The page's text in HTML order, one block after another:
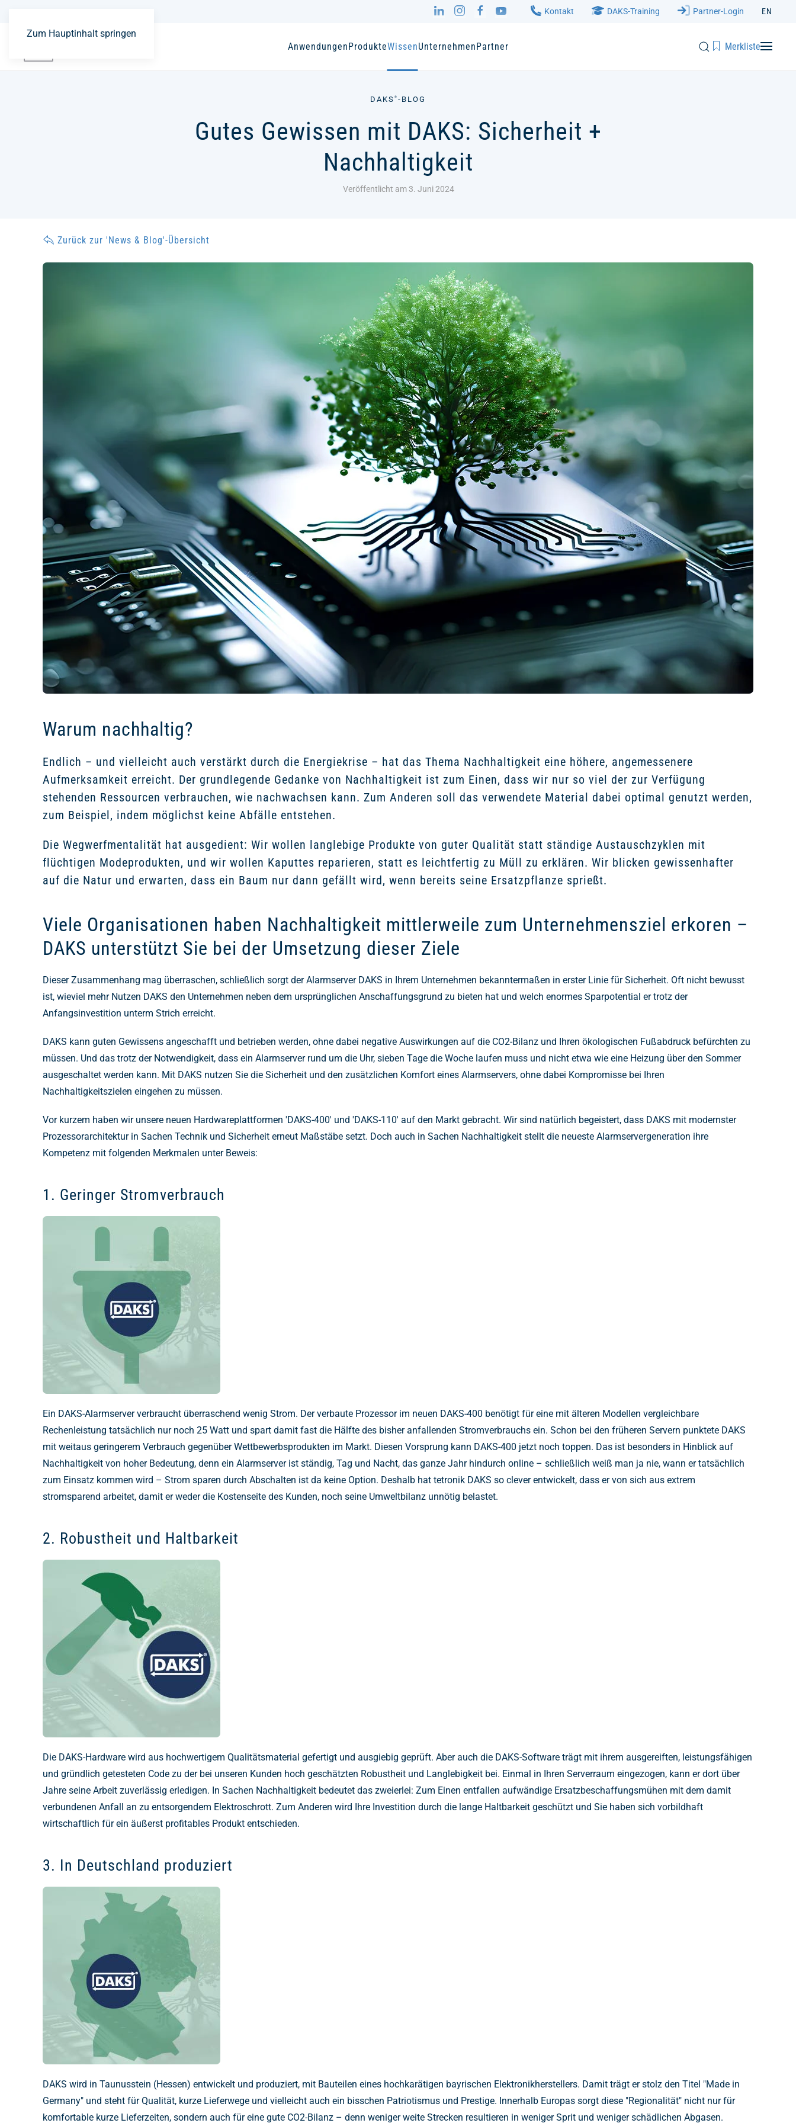
Zum Hauptinhalt springen
Kontakt DAKS-Training Partner-Login EN
AnwendungenProdukteWissenUnternehmenPartner Merkliste
DAKS ® -BLOG
Gutes Gewissen mit DAKS: Sicherheit +
Nachhaltigkeit
Veröffentlicht am 3. Juni 2024
Zurück zur 'News & Blog'-Übersicht
Warum nachhaltig?
Endlich – und vielleicht auch verstärkt durch die Energiekrise – hat das Thema Nachhaltigkeit eine höhere, angemessenere
Aufmerksamkeit erreicht. Der grundlegende Gedanke von Nachhaltigkeit ist zum Einen, dass wir nur so viel der zur Verfügung
stehenden Ressourcen verbrauchen, wie nachwachsen kann. Zum Anderen soll das verwendete Material dabei optimal genutzt werden,
zum Beispiel, indem möglichst keine Abfälle entstehen.
Die Wegwerfmentalität hat ausgedient: Wir wollen langlebige Produkte von guter Qualität statt ständige Austauschzyklen mit
flüchtigen Modeprodukten, und wir wollen Kaputtes reparieren, statt es leichtfertig zu Müll zu erklären. Wir blicken gewissenhafter
auf die Natur und erwarten, dass ein Baum nur dann gefällt wird, wenn bereits seine Ersatzpflanze sprießt.
Viele Organisationen haben Nachhaltigkeit mittlerweile zum Unternehmensziel erkoren –
DAKS unterstützt Sie bei der Umsetzung dieser Ziele
Dieser Zusammenhang mag überraschen, schließlich sorgt der Alarmserver DAKS in Ihrem Unternehmen bekanntermaßen in erster Linie für Sicherheit. Oft nicht bewusst
ist, wieviel mehr Nutzen DAKS den Unternehmen neben dem ursprünglichen Anschaffungsgrund zu bieten hat und welch enormes Sparpotential er trotz der
Anfangsinvestition unterm Strich erreicht.
DAKS kann guten Gewissens angeschafft und betrieben werden, ohne dabei negative Auswirkungen auf die CO2-Bilanz und Ihren ökologischen Fußabdruck befürchten zu
müssen. Und das trotz der Notwendigkeit, dass ein Alarmserver rund um die Uhr, sieben Tage die Woche laufen muss und nicht etwa wie eine Heizung über den Sommer
ausgeschaltet werden kann. Mit DAKS nutzen Sie die Sicherheit und den zusätzlichen Komfort eines Alarmservers, ohne dabei Kompromisse bei Ihren
Nachhaltigkeitszielen eingehen zu müssen.
Vor kurzem haben wir unsere neuen Hardwareplattformen 'DAKS-400' und 'DAKS-110' auf den Markt gebracht. Wir sind natürlich begeistert, dass DAKS mit modernster
Prozessorarchitektur in Sachen Technik und Sicherheit erneut Maßstäbe setzt. Doch auch in Sachen Nachhaltigkeit stellt die neueste Alarmservergeneration ihre
Kompetenz mit folgenden Merkmalen unter Beweis:
1. Geringer Stromverbrauch
Ein DAKS-Alarmserver verbraucht überraschend wenig Strom. Der verbaute Prozessor im neuen DAKS-400 benötigt für eine mit älteren Modellen vergleichbare
Rechenleistung tatsächlich nur noch 25 Watt und spart damit fast die Hälfte des bisher anfallenden Stromverbrauchs ein. Schon bei den früheren Servern punktete DAKS
mit weitaus geringerem Verbrauch gegenüber Wettbewerbsprodukten im Markt. Diesen Vorsprung kann DAKS-400 jetzt noch toppen. Das ist besonders in Hinblick auf
Nachhaltigkeit von hoher Bedeutung, denn ein Alarmserver ist ständig, Tag und Nacht, das ganze Jahr hindurch online – schließlich weiß man ja nie, wann er tatsächlich
zum Einsatz kommen wird – Strom sparen durch Abschalten ist da keine Option. Deshalb hat tetronik DAKS so clever entwickelt, dass er von sich aus extrem
stromsparend arbeitet, damit er weder die Kostenseite des Kunden, noch seine Umweltbilanz unnötig belastet.
2. Robustheit und Haltbarkeit
Die DAKS-Hardware wird aus hochwertigem Qualitätsmaterial gefertigt und ausgiebig geprüft. Aber auch die DAKS-Software trägt mit ihrem ausgereiften, leistungsfähigen
und gründlich getesteten Code zu der bei unseren Kunden hoch geschätzten Robustheit und Langlebigkeit bei. Einmal in Ihren Serverraum eingezogen, kann er dort über
Jahre seine Arbeit zuverlässig erledigen. In Sachen Nachhaltigkeit bedeutet das zweierlei: Zum Einen entfallen aufwändige Ersatzbeschaffungsmühen mit dem damit
verbundenen Anfall an zu entsorgendem Elektroschrott. Zum Anderen wird Ihre Investition durch die lange Haltbarkeit geschützt und Sie haben sich vorbildhaft
wirtschaftlich für ein äußerst profitables Produkt entschieden.
3. In Deutschland produziert
DAKS wird in Taunusstein (Hessen) entwickelt und produziert, mit Bauteilen eines hochkarätigen bayrischen Elektronikherstellers. Damit trägt er stolz den Titel "Made in
Germany" und steht für Qualität, kurze Lieferwege und vielleicht auch ein bisschen Patriotismus und Prestige. Innerhalb Europas sorgt diese "Regionalität" nicht nur für
komfortable kurze Lieferzeiten, sondern auch für eine gute CO2-Bilanz – denn weniger weite Strecken resultieren in weniger Sprit und weniger schädlichen Abgasen.